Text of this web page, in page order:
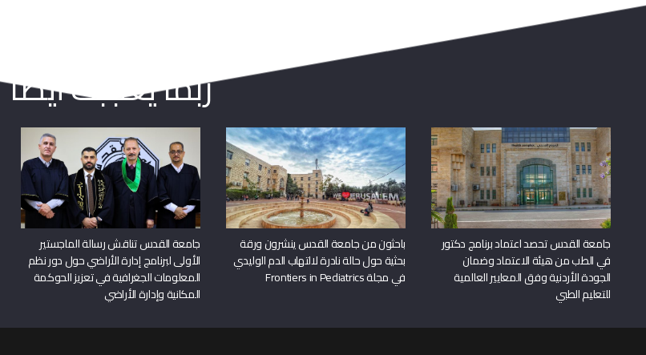
ربما يعجبك أيضا
جامعة القدس تحصد اعتماد برنامج دكتور
في الطب من هيئة الاعتماد وضمان
الجودة الأردنية وفق المعايير العالمية
للتعليم الطبي
باحثون من جامعة القدس ينشرون ورقة
بحثية حول حالة نادرة لالتهاب الدم الوليدي
في مجلة Frontiers in Pediatrics
جامعة القدس تناقش رسالة الماجستير
الأولى لبرنامج إدارة الأراضي حول دور نظم
المعلومات الجغرافية في تعزيز الحوكمة
المكانية وإدارة الأراضي